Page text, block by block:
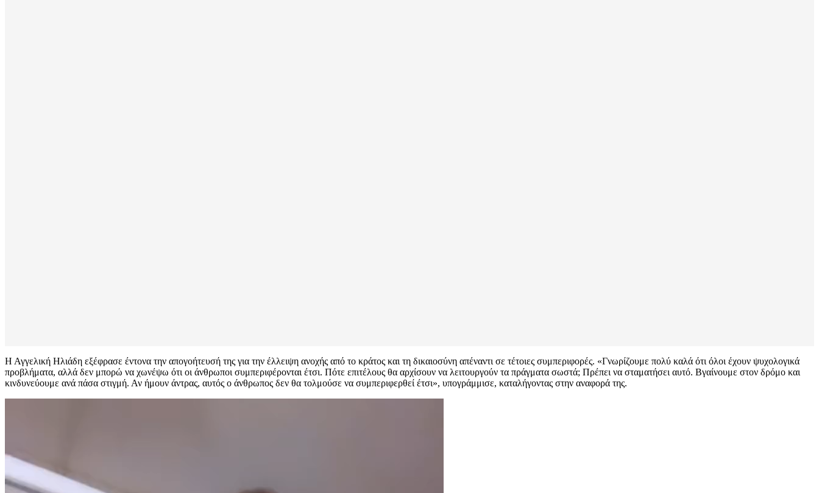
Η Αγγελική Ηλιάδη εξέφρασε έντονα την απογοήτευσή της για την έλλειψη ανοχής από το κράτος και τη δικαιοσύνη απέναντι σε τέτοιες συμπεριφορές. «Γνωρίζουμε πολύ καλά ότι όλοι έχουν ψυχολογικά
προβλήματα, αλλά δεν μπορώ να χωνέψω ότι οι άνθρωποι συμπεριφέρονται έτσι. Πότε επιτέλους θα αρχίσουν να λειτουργούν τα πράγματα σωστά; Πρέπει να σταματήσει αυτό. Βγαίνουμε στον δρόμο και
κινδυνεύουμε ανά πάσα στιγμή. Αν ήμουν άντρας, αυτός ο άνθρωπος δεν θα τολμούσε να συμπεριφερθεί έτσι», υπογράμμισε, καταλήγοντας στην αναφορά της.